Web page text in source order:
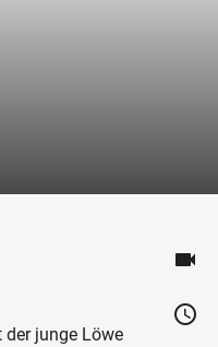
junge Löwe
videocam
schedule